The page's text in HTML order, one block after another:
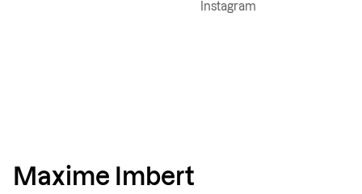
Instagram
Maxime Imbert